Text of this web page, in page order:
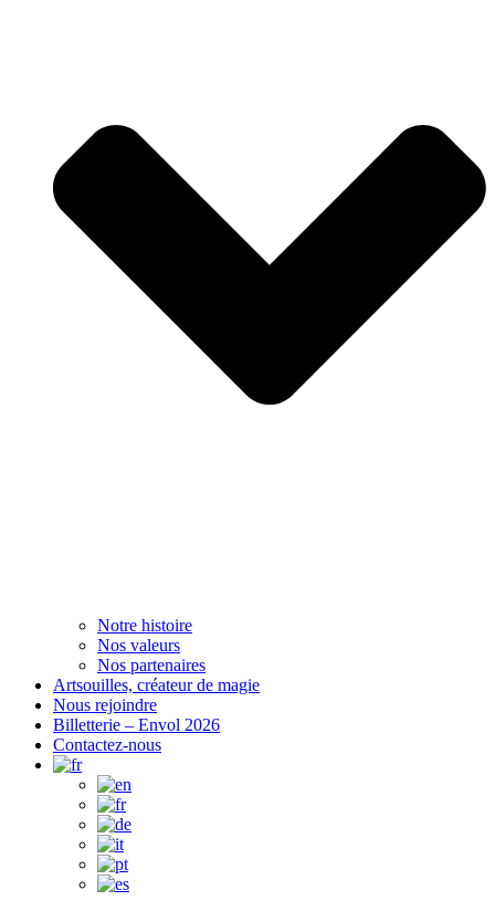
Notre histoire
Nos valeurs
Nos partenaires
Artsouilles, créateur de magie
Nous rejoindre
Billetterie – Envol 2026
Contactez-nous